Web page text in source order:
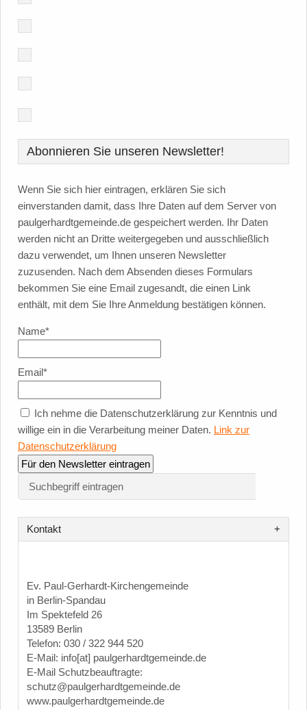
Abonnieren Sie unseren Newsletter!
Wenn Sie sich hier eintragen, erklären Sie sich
einverstanden damit, dass Ihre Daten auf dem Server von
paulgerhardtgemeinde.de gespeichert werden. Ihr Daten
werden nicht an Dritte weitergegeben und ausschließlich
dazu verwendet, um Ihnen unseren Newsletter
zuzusenden. Nach dem Absenden dieses Formulars
bekommen Sie eine Email zugesandt, die einen Link
enthält, mit dem Sie Ihre Anmeldung bestätigen können.
Name*
Email*
Ich nehme die Datenschutzerklärung zur Kenntnis und
willige ein in die Verarbeitung meiner Daten. Link zur
Datenschutzerklärung
Kontakt
Ev. Paul-Gerhardt-Kirchengemeinde
in Berlin-Spandau
Im Spektefeld 26
13589 Berlin
Telefon: 030 / 322 944 520
E-Mail: info[at] paulgerhardtgemeinde.de
E-Mail Schutzbeauftragte:
schutz@paulgerhardtgemeinde.de
www.paulgerhardtgemeinde.de